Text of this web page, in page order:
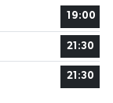
19:00
21:30
21:30